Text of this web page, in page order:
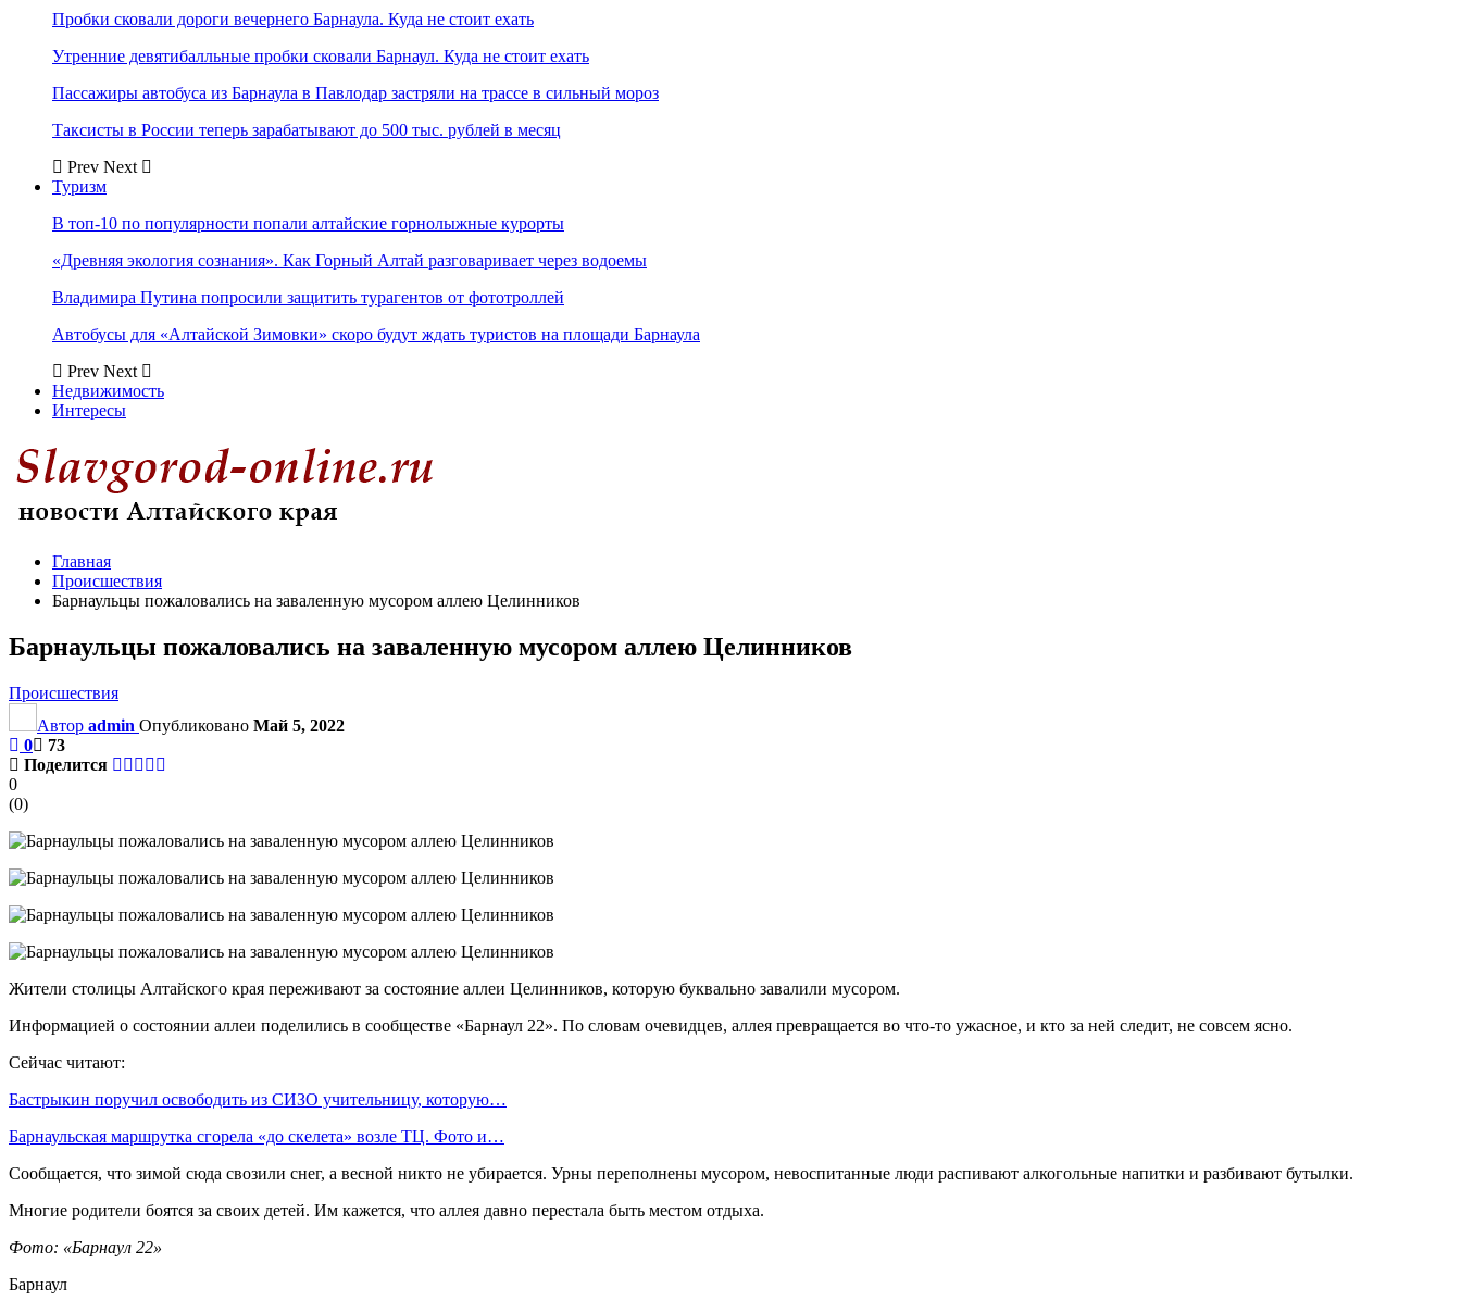
Пробки сковали дороги вечернего Барнаула. Куда не стоит ехать
Утренние девятибалльные пробки сковали Барнаул. Куда не стоит ехать
Пассажиры автобуса из Барнаула в Павлодар застряли на трассе в сильный мороз
Таксисты в России теперь зарабатывают до 500 тыс. рублей в месяц
Prev Next
Туризм
В топ-10 по популярности попали алтайские горнолыжные курорты
«Древняя экология сознания». Как Горный Алтай разговаривает через водоемы
Владимира Путина попросили защитить турагентов от фототроллей
Автобусы для «Алтайской Зимовки» скоро будут ждать туристов на площади Барнаула
Prev Next
Недвижимость
Интересы
Главная
Происшествия
Барнаульцы пожаловались на заваленную мусором аллею Целинников
Барнаульцы пожаловались на заваленную мусором аллею Целинников
Происшествия
Автор admin Опубликовано Май 5, 2022
0
73
Поделится
0
(0)
Жители столицы Алтайского края переживают за состояние аллеи Целинников, которую буквально завалили мусором.
Информацией о состоянии аллеи поделились в сообществе «Барнаул 22». По словам очевидцев, аллея превращается во что-то ужасное, и кто за ней следит, не совсем ясно.
Сейчас читают:
Бастрыкин поручил освободить из СИЗО учительницу, которую…
Барнаульская маршрутка сгорела «до скелета» возле ТЦ. Фото и…
Сообщается, что зимой сюда свозили снег, а весной никто не убирается. Урны переполнены мусором, невоспитанные люди распивают алкогольные напитки и разбивают бутылки.
Многие родители боятся за своих детей. Им кажется, что аллея давно перестала быть местом отдыха.
Фото: «Барнаул 22»
Барнаул